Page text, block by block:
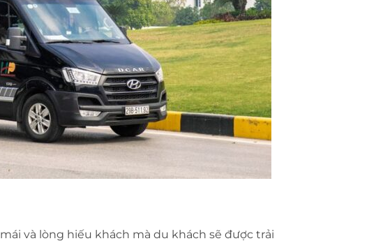
và lòng hiếu khách mà du khách sẽ được trải